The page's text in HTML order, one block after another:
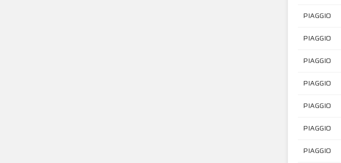
PIAGGIO
PIAGGIO
PIAGGIO
PIAGGIO
PIAGGIO
PIAGGIO
PIAGGIO